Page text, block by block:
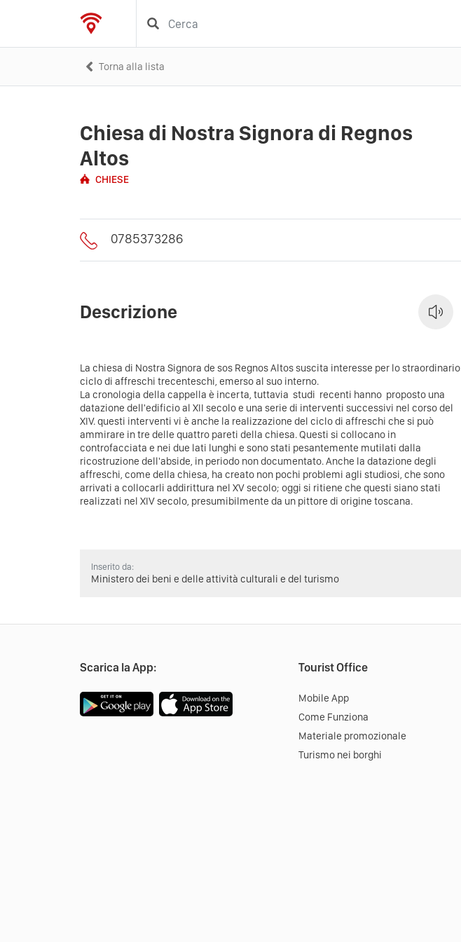
Torna alla lista
Chiesa di Nostra Signora di Regnos
Altos
CHIESE
0785373286
Descrizione
La chiesa di Nostra Signora de sos Regnos Altos suscita interesse per lo straordinario
ciclo di affreschi trecenteschi, emerso al suo interno.
La cronologia della cappella è incerta, tuttavia studi recenti hanno proposto una
datazione dell'edificio al XII secolo e una serie di interventi successivi nel corso del
XIV. questi interventi vi è anche la realizzazione del ciclo di affreschi che si può
ammirare in tre delle quattro pareti della chiesa. Questi si collocano in
controfacciata e nei due lati lunghi e sono stati pesantemente mutilati dalla
ricostruzione dell'abside, in periodo non documentato. Anche la datazione degli
affreschi, come della chiesa, ha creato non pochi problemi agli studiosi, che sono
arrivati a collocarli addirittura nel XV secolo; oggi si ritiene che questi siano stati
realizzati nel XIV secolo, presumibilmente da un pittore di origine toscana.
Inserito da:
Ministero dei beni e delle attività culturali e del turismo
Scarica la App: Tourist Office
Mobile App
Come Funziona
Materiale promozionale
Turismo nei borghi